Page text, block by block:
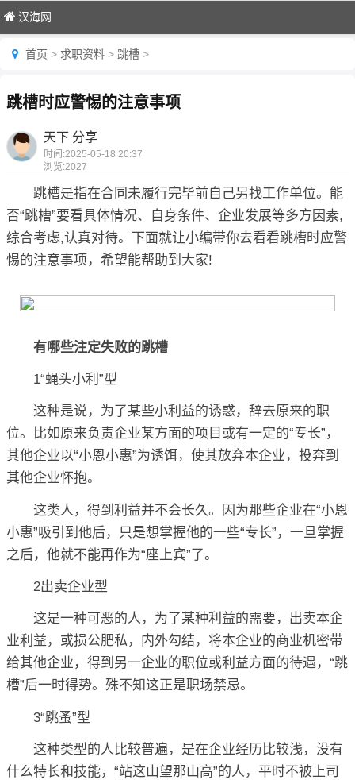
汉海网
首页 > 求职资料 > 跳槽 >
跳槽时应警惕的注意事项
天下 分享
时间:2025-05-18 20:37
浏览:2027
跳槽是指在合同未履行完毕前自己另找工作单位。能
否“跳槽”要看具体情况、自身条件、企业发展等多方因素,
综合考虑,认真对待。下面就让小编带你去看看跳槽时应警
惕的注意事项，希望能帮助到大家!
有哪些注定失败的跳槽
1“蝇头小利”型
这种是说，为了某些小利益的诱惑，辞去原来的职
位。比如原来负责企业某方面的项目或有一定的“专长”，
其他企业以“小恩小惠”为诱饵，使其放弃本企业，投奔到
其他企业怀抱。
这类人，得到利益并不会长久。因为那些企业在“小恩
小惠”吸引到他后，只是想掌握他的一些“专长”，一旦掌握
之后，他就不能再作为“座上宾”了。
2出卖企业型
这是一种可恶的人，为了某种利益的需要，出卖本企
业利益，或损公肥私，内外勾结，将本企业的商业机密带
给其他企业，得到另一企业的职位或利益方面的待遇，“跳
槽”后一时得势。殊不知这正是职场禁忌。
3“跳蚤”型
这种类型的人比较普遍，是在企业经历比较浅，没有
什么特长和技能，“站这山望那山高”的人，平时不被上司